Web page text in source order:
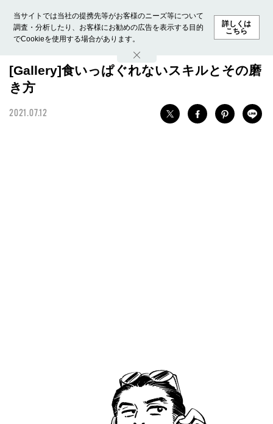
当サイトでは当社の提携先等がお客様のニーズ等について
調査・分析したり、お客様にお勧めの広告を表示する目的
でCookieを使用する場合があります。
詳しくは
こちら
ホーム モデル募集 ランキング ファッション ビューテ
[Gallery]食いっぱぐれないスキルとその磨
き方
2021.07.12